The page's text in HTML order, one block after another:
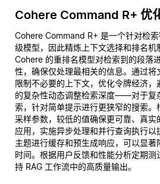
Cohere Command R+ 优
Cohere Command R+ 是一个针对检
级模型，因此精炼上下文选择和排名机
Cohere 的重排名模型对检索到的段落
性，确保仅处理最相关的信息。通过
限制不必要的上下文，优化令牌经济
的复杂性动态调整检索深度——对于复
索，针对简单提示进行更狭窄的搜索
采样参数，较低的值确保更可靠、真实
应用，实施异步处理和并行查询执行
主题进行缓存和预生成响应，可以显
时间。根据用户反馈和性能分析定期
持 RAG 工作流中的高质量输出。